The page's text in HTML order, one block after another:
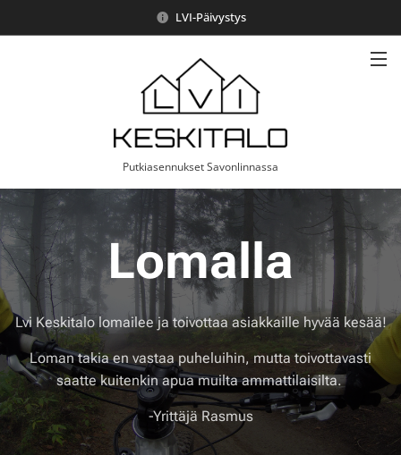
LVI-Päivystys
Putkiasennukset Savonlinnassa
Lomalla
Lvi Keskitalo lomailee ja toivottaa asiakkaille hyvää kesää!
Loman takia en vastaa puheluihin, mutta toivottavasti
saatte kuitenkin apua muilta ammattilaisilta.
-Yrittäjä Rasmus